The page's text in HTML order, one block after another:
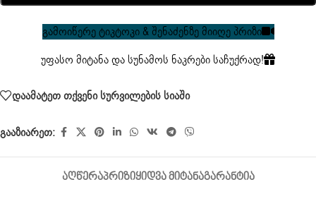
გამოიწერე ტიკტოკი & შენაძენზე მიიღე პრიზი
უფასო მიტანა და სუნამოს ნაკრები საჩუქრად!
დაამატეთ თქვენი სურვილების სიაში
გააზიარეთ:
ᲐᲦᲬᲔᲠᲐᲞᲠᲘᲖᲘᲧᲘᲓᲕᲐ ᲛᲘᲢᲐᲜᲐᲒᲐᲠᲐᲜᲢᲘᲐ